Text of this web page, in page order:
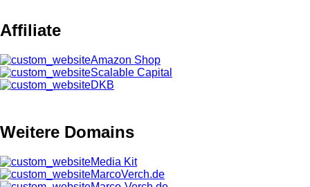
Affiliate
Amazon Shop
Scalable Capital
DKB
Weitere Domains
Media Kit
MarcoVerch.de